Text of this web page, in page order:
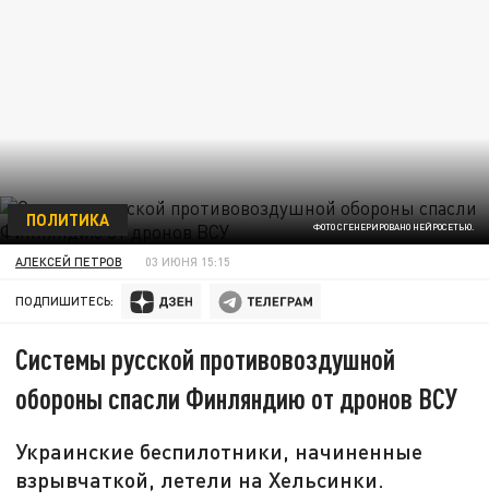
ФОТО СГЕНЕРИРОВАНО НЕЙРОСЕТЬЮ.
ПОЛИТИКА
АЛЕКСЕЙ ПЕТРОВ 03 ИЮНЯ 15:15
ПОДПИШИТЕСЬ:
Системы русской противовоздушной
обороны спасли Финляндию от дронов ВСУ
Украинские беспилотники, начиненные
взрывчаткой, летели на Хельсинки.